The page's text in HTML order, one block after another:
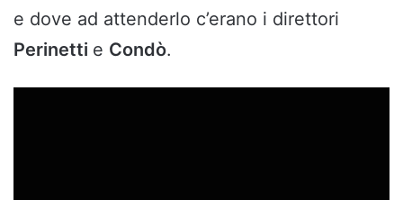
e dove ad attenderlo c’erano i direttori
Perinetti e Condò.